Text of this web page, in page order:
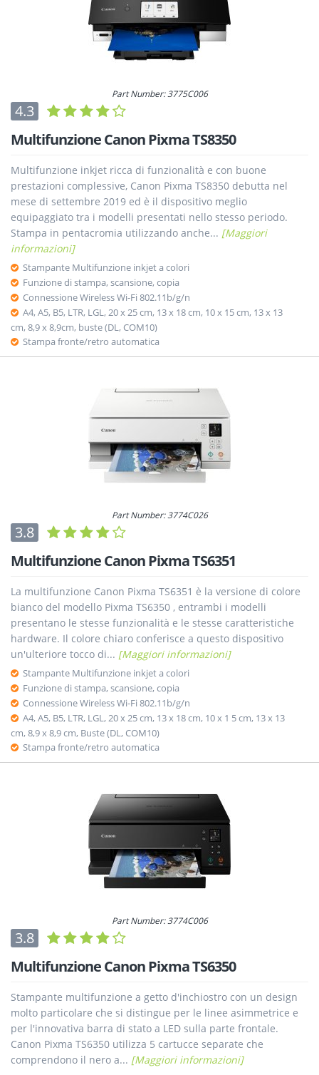
Part Number: 3775C006
4.3
Multifunzione Canon Pixma TS8350
Multifunzione inkjet ricca di funzionalità e con buone
prestazioni complessive, Canon Pixma TS8350 debutta nel
mese di settembre 2019 ed è il dispositivo meglio
equipaggiato tra i modelli presentati nello stesso periodo.
Stampa in pentacromia utilizzando anche... [Maggiori
informazioni]
Stampante Multifunzione inkjet a colori
Funzione di stampa, scansione, copia
Connessione Wireless Wi-Fi 802.11b/g/n
A4, A5, B5, LTR, LGL, 20 x 25 cm, 13 x 18 cm, 10 x 15 cm, 13 x 13
cm, 8,9 x 8,9cm, buste (DL, COM10)
Stampa fronte/retro automatica
Part Number: 3774C026
3.8
Multifunzione Canon Pixma TS6351
La multifunzione Canon Pixma TS6351 è la versione di colore
bianco del modello Pixma TS6350 , entrambi i modelli
presentano le stesse funzionalità e le stesse caratteristiche
hardware. Il colore chiaro conferisce a questo dispositivo
un'ulteriore tocco di... [Maggiori informazioni]
Stampante Multifunzione inkjet a colori
Funzione di stampa, scansione, copia
Connessione Wireless Wi-Fi 802.11b/g/n
A4, A5, B5, LTR, LGL, 20 x 25 cm, 13 x 18 cm, 10 x 1 5 cm, 13 x 13
cm, 8,9 x 8,9 cm, Buste (DL, COM10)
Stampa fronte/retro automatica
Part Number: 3774C006
3.8
Multifunzione Canon Pixma TS6350
Stampante multifunzione a getto d'inchiostro con un design
molto particolare che si distingue per le linee asimmetrice e
per l'innovativa barra di stato a LED sulla parte frontale.
Canon Pixma TS6350 utilizza 5 cartucce separate che
comprendono il nero a... [Maggiori informazioni]